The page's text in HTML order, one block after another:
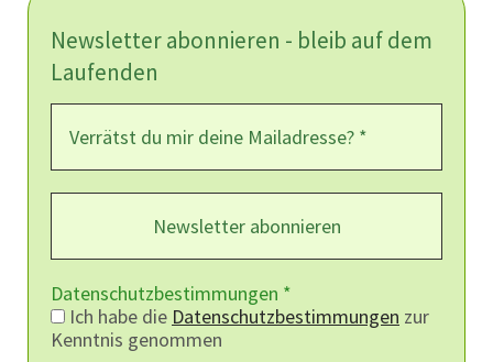
Newsletter abonnieren - bleib auf dem
Laufenden
Datenschutzbestimmungen *
Ich habe die Datenschutzbestimmungen zur
Kenntnis genommen